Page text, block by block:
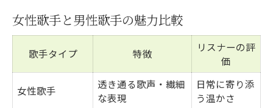
女性歌手と男性歌手の魅力比較
歌手タイプ 特徴
リスナーの評
価
女性歌手
透き通る歌声・繊細
な表現
日常に寄り添
う温かさ